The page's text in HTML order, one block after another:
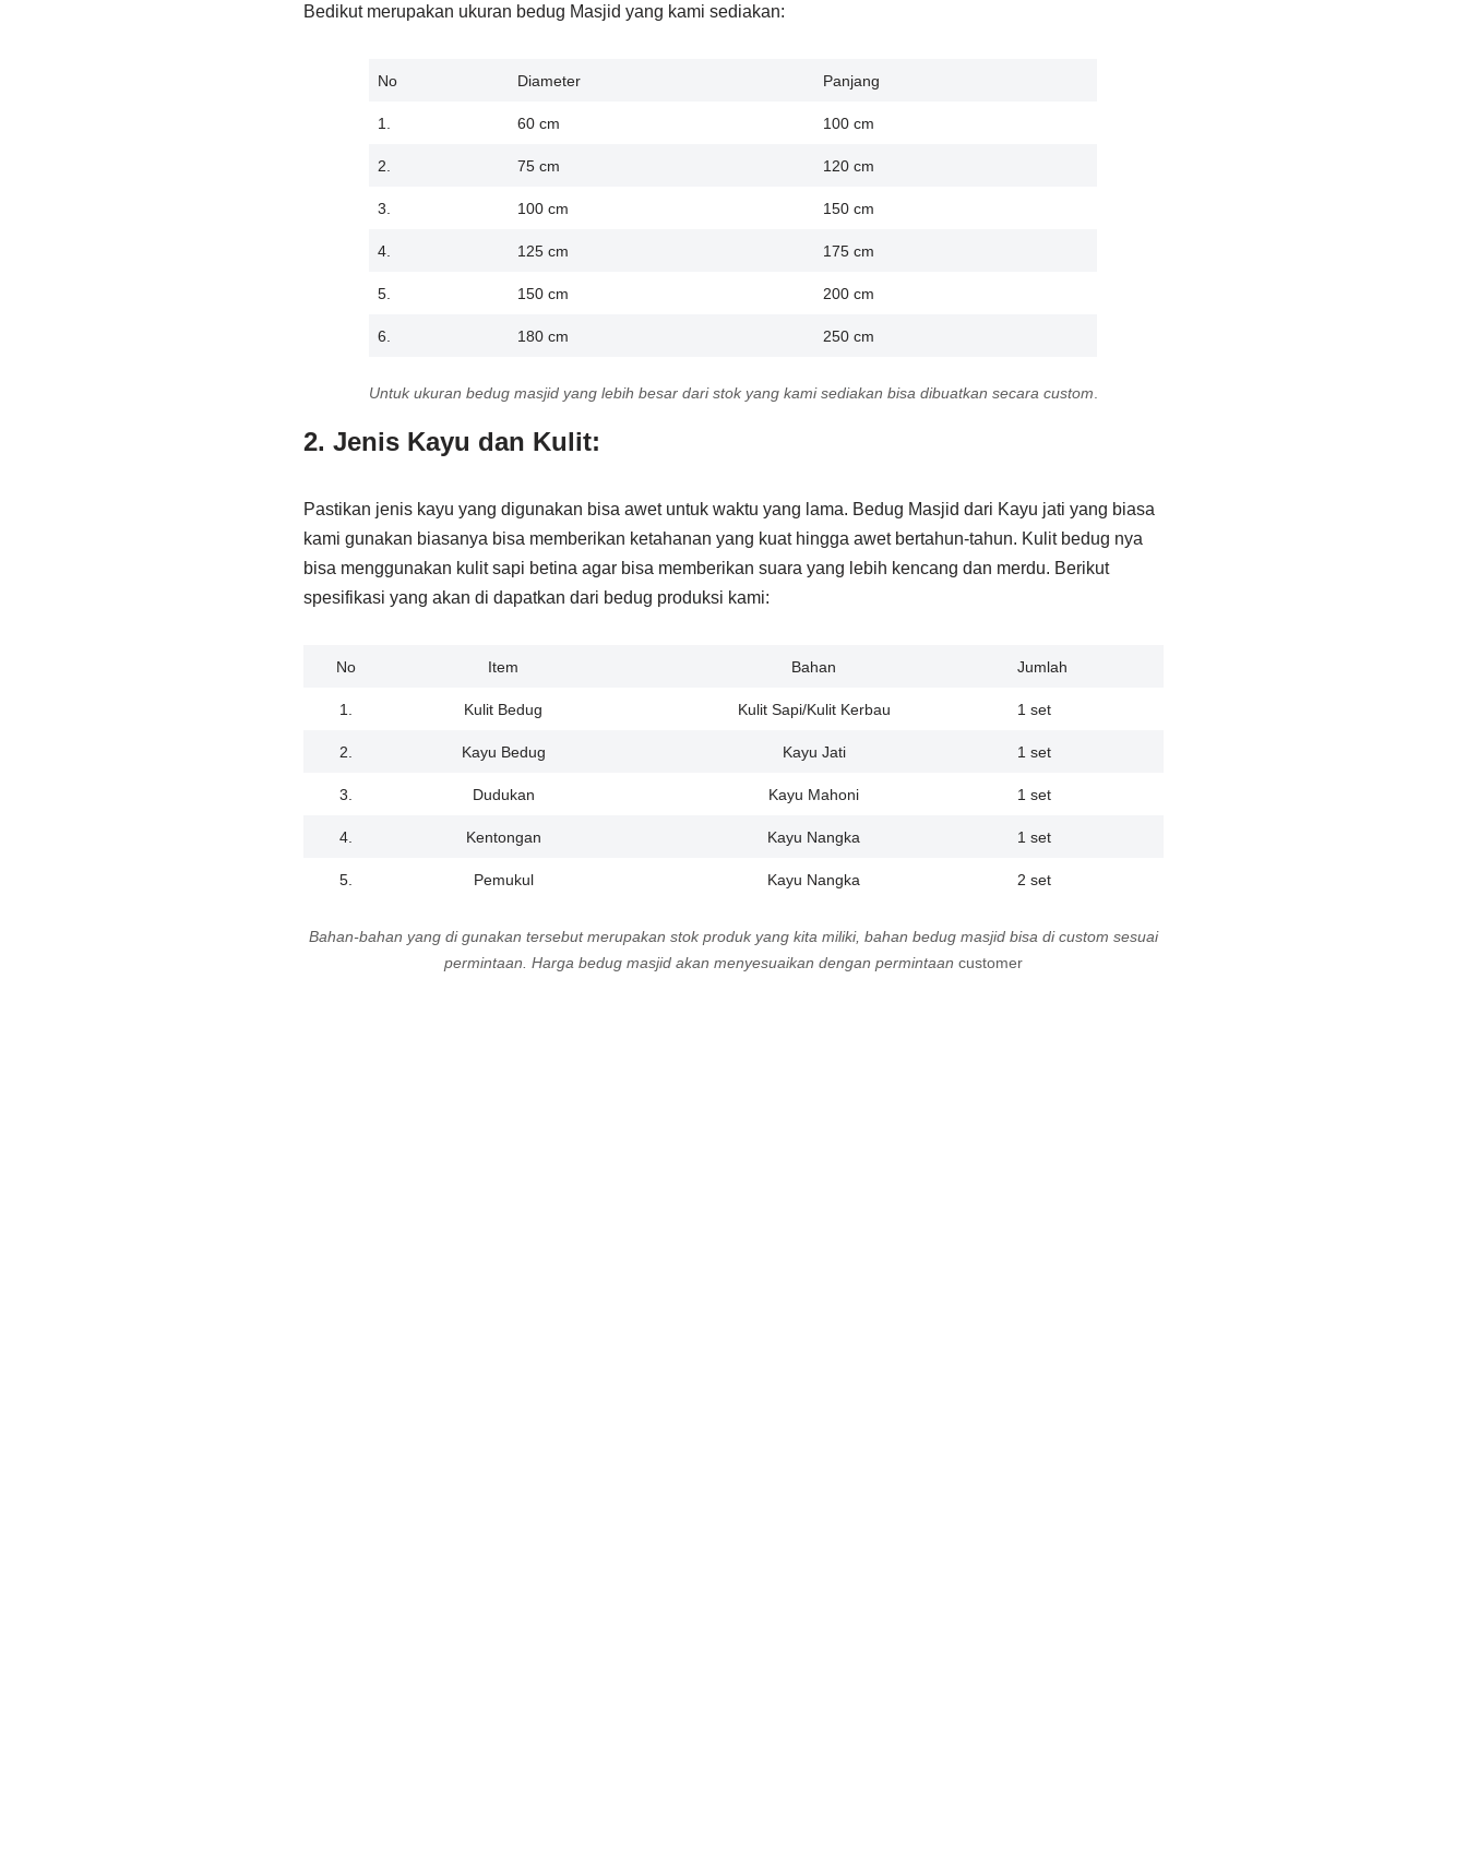
Bedikut merupakan ukuran bedug Masjid yang kami sediakan:
No Diameter Panjang
1. 60 cm 100 cm
2. 75 cm 120 cm
3. 100 cm 150 cm
4. 125 cm 175 cm
5. 150 cm 200 cm
6. 180 cm 250 cm
Untuk ukuran bedug masjid yang lebih besar dari stok yang kami sediakan bisa dibuatkan secara custom
2. Jenis Kayu dan Kulit:
Pastikan jenis kayu yang digunakan bisa awet untuk waktu yang lama. Bedug Masjid dari Kayu jati yang biasa
kami gunakan biasanya bisa memberikan ketahanan yang kuat hingga awet bertahun-tahun. Kulit bedug nya
bisa menggunakan kulit sapi betina agar bisa memberikan suara yang lebih kencang dan merdu. Berikut
spesifikasi yang akan di dapatkan dari bedug produksi kami:
No Item Bahan Jumlah
1. Kulit Bedug Kulit Sapi/Kulit Kerbau 1 set
2. Kayu Bedug Kayu Jati 1 set
3. Dudukan Kayu Mahoni 1 set
4. Kentongan Kayu Nangka 1 set
5. Pemukul Kayu Nangka 2 set
Bahan-bahan yang di gunakan tersebut merupakan stok produk yang kita miliki, bahan bedug masjid bisa di custom sesuai
permintaan. Harga bedug masjid akan menyesuaikan dengan permintaan customer